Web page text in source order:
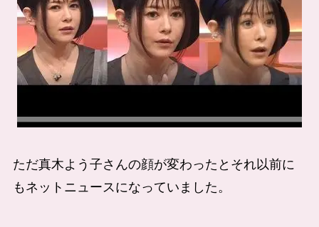
ただ真木よう子さんの顔が変わったとそれ以前に
もネットニュースになっていました。